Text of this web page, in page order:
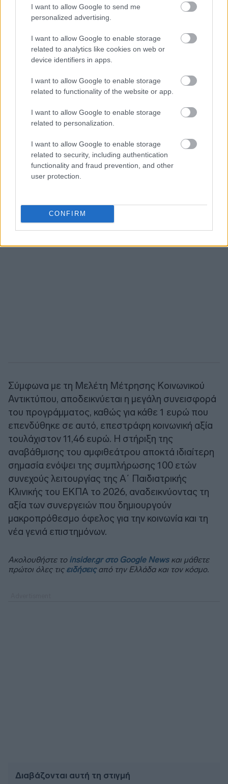
I want to allow Google to send me
personalized advertising.
I want to allow Google to enable storage
related to analytics like cookies on web or
device identifiers in apps.
I want to allow Google to enable storage
related to functionality of the website or app.
I want to allow Google to enable storage
related to personalization.
I want to allow Google to enable storage
related to security, including authentication
functionality and fraud prevention, and other
user protection.
CONFIRM
συνθηκών εργασίας του προσωπικού και στην
ενίσχυση του του αισθήματος ασφάλειας των
κατοίκων.
Σύμφωνα με τη Μελέτη Μέτρησης Κοινωνικού
Αντικτύπου, αποδεικνύεται η μεγάλη συνεισφορά
του προγράμματος, καθώς για κάθε 1 ευρώ που
επενδύθηκε σε αυτό, επεστράφη κοινωνική αξία
τουλάχιστον 11,46 ευρώ. Η στήριξη της
αναβάθμισης του αμφιθεάτρου αποκτά ιδιαίτερη
σημασία ενόψει της συμπλήρωσης 100 ετών
συνεχούς λειτουργίας της Α΄ Παιδιατρικής
Κλινικής του ΕΚΠΑ το 2026, αναδεικνύοντας τη
αξία των συνεργειών που δημιουργούν
μακροπρόθεσμο όφελος για την κοινωνία και τη
νέα γενιά επιστημόνων.
Ακολουθήστε το insider.gr στο Google Newsκαι μάθετε
πρώτοι όλες τις ειδήσειςαπό την Ελλάδα και τον κόσμο.
Διαβάζονται αυτή τη στιγμή